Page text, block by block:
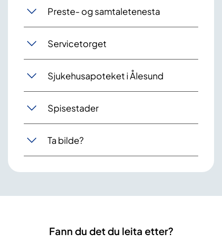
Preste- og samtaletenesta
Servicetorget
Sjukehusapoteket i Ålesund
Spisestader
Ta bilde?
Fann du det du leita etter?